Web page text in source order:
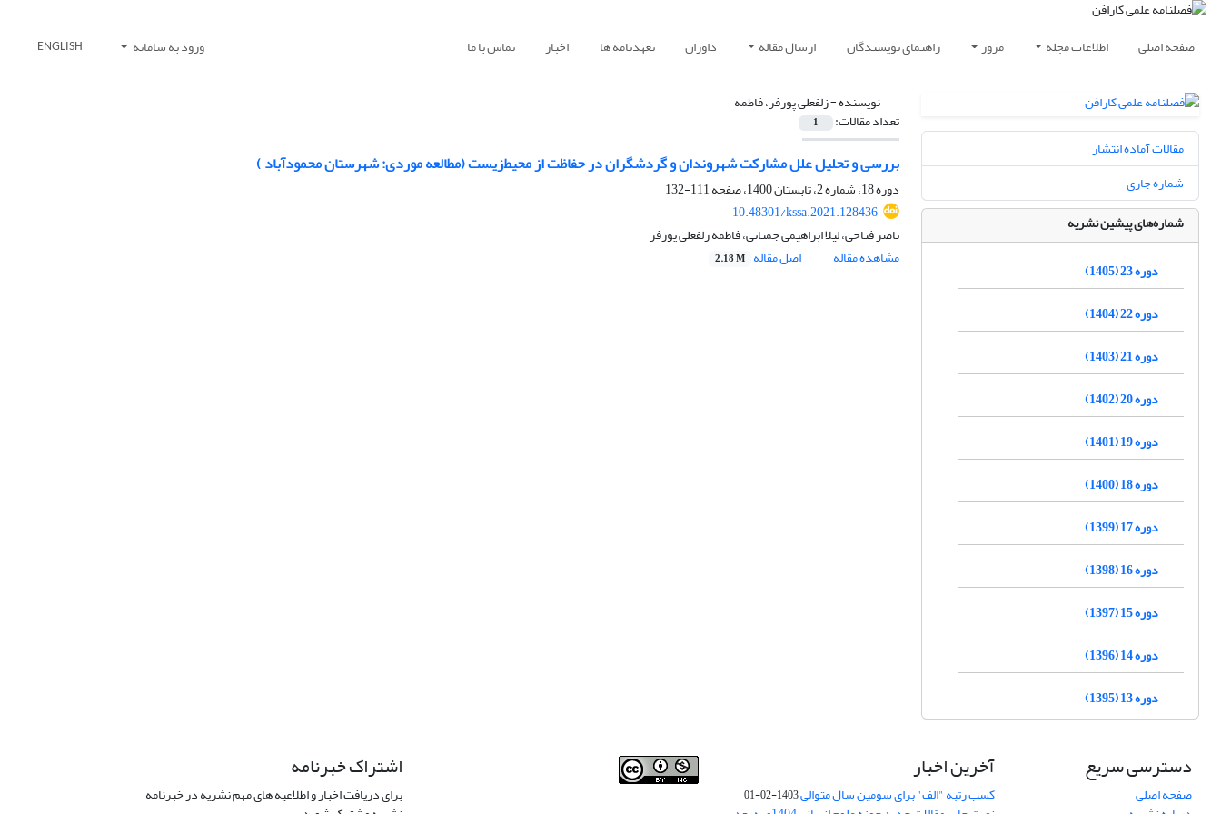
صفحه اصلی اطلاعات مجله مرور راهنمای نویسندگان ارسال مقاله داوران تعهدنامه ها اخبار تماس با ما ورود به سامانه ENGLISH
نویسنده =زلفعلی پورفر، فاطمه
تعداد مقالات: 1
بررسی و تحلیل علل مشارکت شهروندان و گردشگران در حفاظت از محیط‌زیست (مطالعه موردی: شهرستان محمودآباد )
دوره 18، شماره 2، تابستان 1400، صفحه
111-132
10.48301/kssa.2021.128436
ناصر فتاحی، لیلا ابراهیمی جمنانی، فاطمه زلفعلی پورفر
مشاهده مقاله
اصل مقاله 2.18 M
مقالات آماده انتشار
شماره جاری
شماره‌های پیشین نشریه
دوره 23 (1405)
دوره 22 (1404)
دوره 21 (1403)
دوره 20 (1402)
دوره 19 (1401)
دوره 18 (1400)
دوره 17 (1399)
دوره 16 (1398)
دوره 15 (1397)
دوره 14 (1396)
دوره 13 (1395)
دسترسی سریع
صفحه اصلی
آخرین اخبار
کسب رتبه "الف" برای سومین سال متوالی1403-02-01
اشتراک خبرنامه
برای دریافت اخبار و اطلاعیه های مهم نشریه در خبرنامه